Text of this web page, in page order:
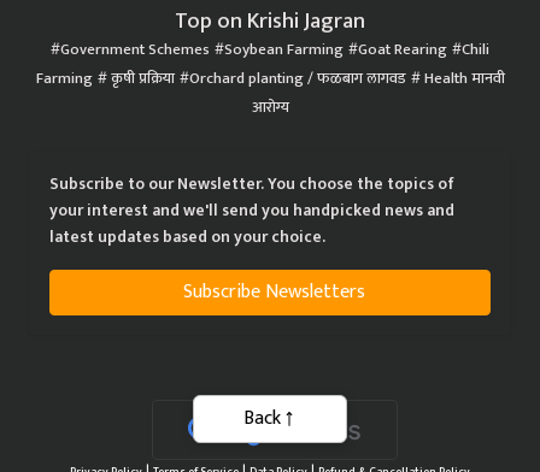
Top on Krishi Jagran
Government Schemes Soybean Farming Goat Rearing Chili
Farming कृषी प्रक्रिया Orchard planting / फळबाग लागवड Health मानवी
आरोग्य
Subscribe to our Newsletter. You choose the topics of
your interest and we'll send you handpicked news and
latest updates based on your choice.
Subscribe Newsletters
Back